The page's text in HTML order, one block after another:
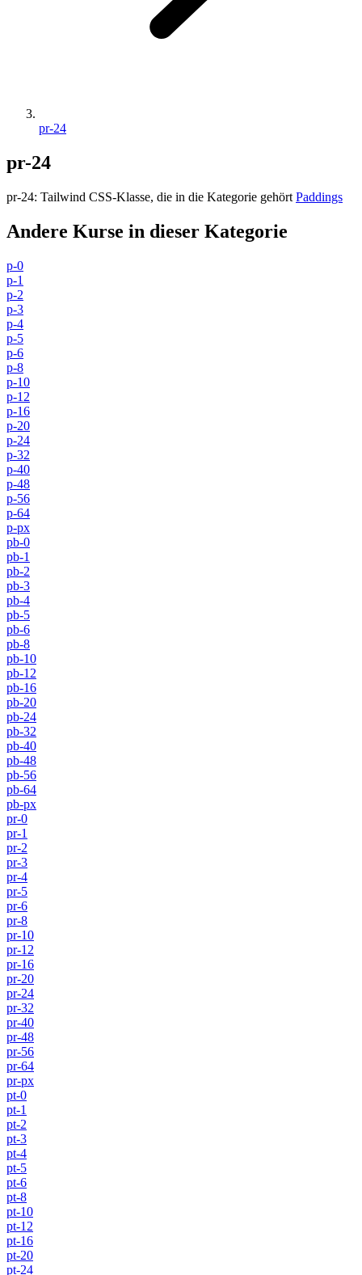
pr-24
pr-24
pr-24: Tailwind CSS-Klasse, die in die Kategorie gehört Paddings
Andere Kurse in dieser Kategorie
p-0
p-1
p-2
p-3
p-4
p-5
p-6
p-8
p-10
p-12
p-16
p-20
p-24
p-32
p-40
p-48
p-56
p-64
p-px
pb-0
pb-1
pb-2
pb-3
pb-4
pb-5
pb-6
pb-8
pb-10
pb-12
pb-16
pb-20
pb-24
pb-32
pb-40
pb-48
pb-56
pb-64
pb-px
pr-0
pr-1
pr-2
pr-3
pr-4
pr-5
pr-6
pr-8
pr-10
pr-12
pr-16
pr-20
pr-24
pr-32
pr-40
pr-48
pr-56
pr-64
pr-px
pt-0
pt-1
pt-2
pt-3
pt-4
pt-5
pt-6
pt-8
pt-10
pt-12
pt-16
pt-20
pt-24